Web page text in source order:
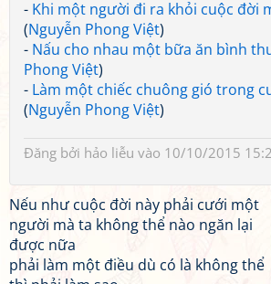
- Khi một người đi ra khỏi cuộc đời
(Nguyễn Phong Việt)
- Nấu cho nhau một bữa ăn bình
Phong Việt)
- Làm một chiếc chuông gió trong
(Nguyễn Phong Việt)
Đăng bởi hảo liễu vào 10/10/2015
Nếu như cuộc đời này phải cưới một
người mà ta không thể nào ngăn lại
được nữa
phải làm một điều dù có là không thể